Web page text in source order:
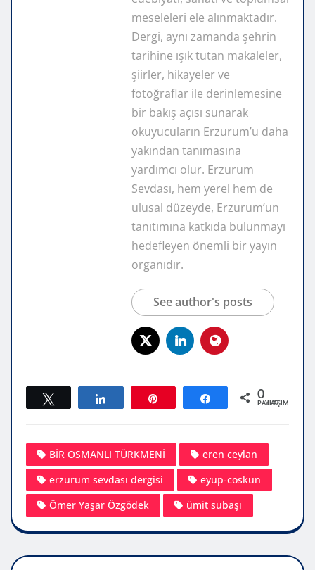
meseleleri ele alınmaktadır.
Dergi, aynı zamanda şehrin
tarihine ışık tutan makaleler,
şiirler, hikayeler ve
fotoğraflar ile derinlemesine
bir bakış açısı sunarak
okuyucuların Erzurum’u daha
yakından tanımasına
yardımcı olur. Erzurum
Sevdası, hem yerel hem de
ulusal düzeyde, Erzurum’un
tanıtımına katkıda bulunmayı
hedefleyen önemli bir yayın
organıdır.
See author's posts
Tweetle Paylaş 0
PAYLAŞIMLAR
BİR OSMANLI TÜRKMENİ
eren ceylan
erzurum sevdası dergisi
eyup-coskun
Ömer Yaşar Özgödek
ümit subaşı